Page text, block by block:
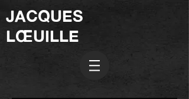
JACQUES
LŒUILLE